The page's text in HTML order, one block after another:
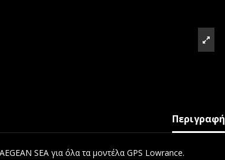
Περιγραφή
SEA για όλα τα μοντέλα GPS Lowrance.